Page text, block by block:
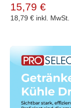
15,79 €
18,79 € inkl. MwSt.